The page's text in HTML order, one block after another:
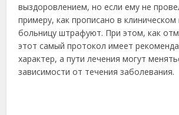
выздоровлением, но если ему не
примеру, как прописано в
больницу штрафуют. При этом, как
этот самый протокол имеет
характер, а пути лечения могут
зависимости от течения заболевания.